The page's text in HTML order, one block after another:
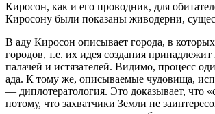
Киросон, как и его проводник, для
Киросону были показаны живодерни,
В аду Киросон описывает города, в
городов, т.е. их идея создания
палачей и истязателей. Видимо, процесс
ада. К тому же, описываемые чудовища,
— диплотератология. Это доказывает, что
потому, что захватчики Земли не